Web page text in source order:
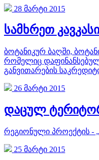
28 მარტი 2015
სამხრეთ
ბოტანიკურ ბაღში,
რომელიც
განვითარების
26 მარტი 2015
დაცულ
რეგიონული პროექტის -
25 მარტი 2015